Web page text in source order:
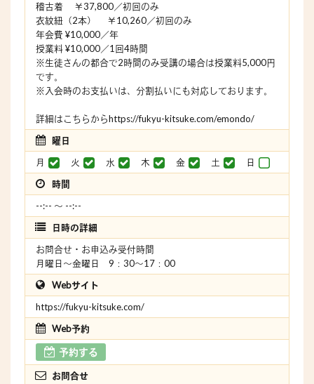
稽古着 ￥37,800／初回のみ
衣紋紐（2本） ￥10,260／初回のみ
年会費 ¥10,000／年
授業料 ¥10,000／1回4時間
※生徒さんの都合で2時間のみ受講の場合は授業料5,000円
です。
※入会時のお支払いは、分割払いにも対応しております。
詳細はこちらからhttps://fukyu-kitsuke.com/emondo/
曜日
月
火 水 木 金 土
日
時間
--:-- 〜 --:--
日時の詳細
お問合せ・お申込み受付時間
月曜日～金曜日 9：30～17：00
Webサイト
https://fukyu-kitsuke.com/
Web予約
予約する
お問合せ